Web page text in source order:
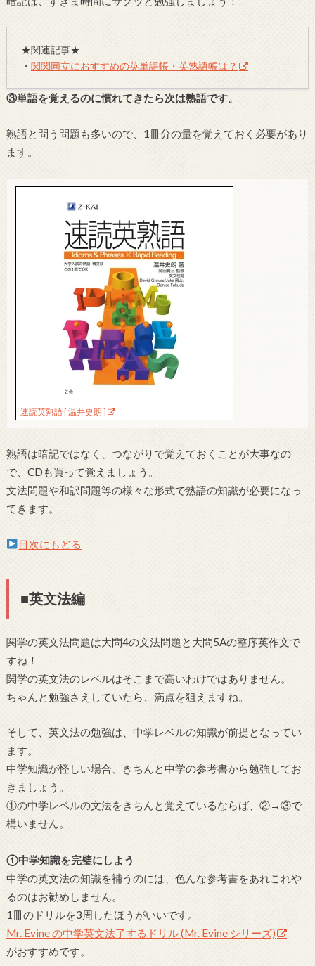
★関連記事★
・ 関関同立におすすめの英単語帳・英熟語帳は？
③単語を覚えるのに慣れてきたら次は熟語です。
熟語と問う問題も多いので、1冊分の量を覚えておく必要があり
ます。
速読英熟語 [ 温井史朗 ]
熟語は暗記ではなく、つながりで覚えておくことが大事なの
で、CDも買って覚えましょう。
文法問題や和訳問題等の様々な形式で熟語の知識が必要になっ
てきます。
目次にもどる
■英文法編
関学の英文法問題は大問4の文法問題と大問5Aの整序英作文で
すね！
関学の英文法のレベルはそこまで高いわけではありません。
ちゃんと勉強さえしていたら、満点を狙えますね。
そして、英文法の勉強は、中学レベルの知識が前提となってい
ます。
中学知識が怪しい場合、きちんと中学の参考書から勉強してお
きましょう。
①の中学レベルの文法をきちんと覚えているならば、②→③で
構いません。
①中学知識を完璧にしよう
中学の英文法の知識を補うのには、色んな参考書をあれこれや
るのはお勧めしません。
1冊のドリルを3周したほうがいいです。
Mr. Evine の中学英文法了するドリル (Mr. Evine シリーズ)
がおすすめです。